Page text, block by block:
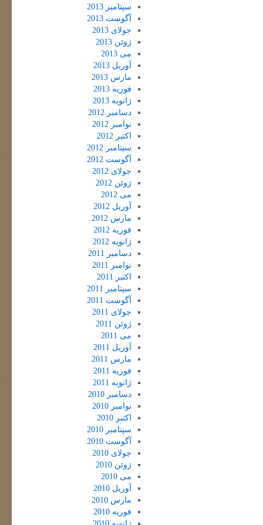
سپتامبر 2013
آگوست 2013
جولای 2013
ژوئن 2013
می 2013
آوریل 2013
مارس 2013
فوریه 2013
ژانویه 2013
دسامبر 2012
نوامبر 2012
اکتبر 2012
سپتامبر 2012
آگوست 2012
جولای 2012
ژوئن 2012
می 2012
آوریل 2012
مارس 2012
فوریه 2012
ژانویه 2012
دسامبر 2011
نوامبر 2011
اکتبر 2011
سپتامبر 2011
آگوست 2011
جولای 2011
ژوئن 2011
می 2011
آوریل 2011
مارس 2011
فوریه 2011
ژانویه 2011
دسامبر 2010
نوامبر 2010
اکتبر 2010
سپتامبر 2010
آگوست 2010
جولای 2010
ژوئن 2010
می 2010
آوریل 2010
مارس 2010
فوریه 2010